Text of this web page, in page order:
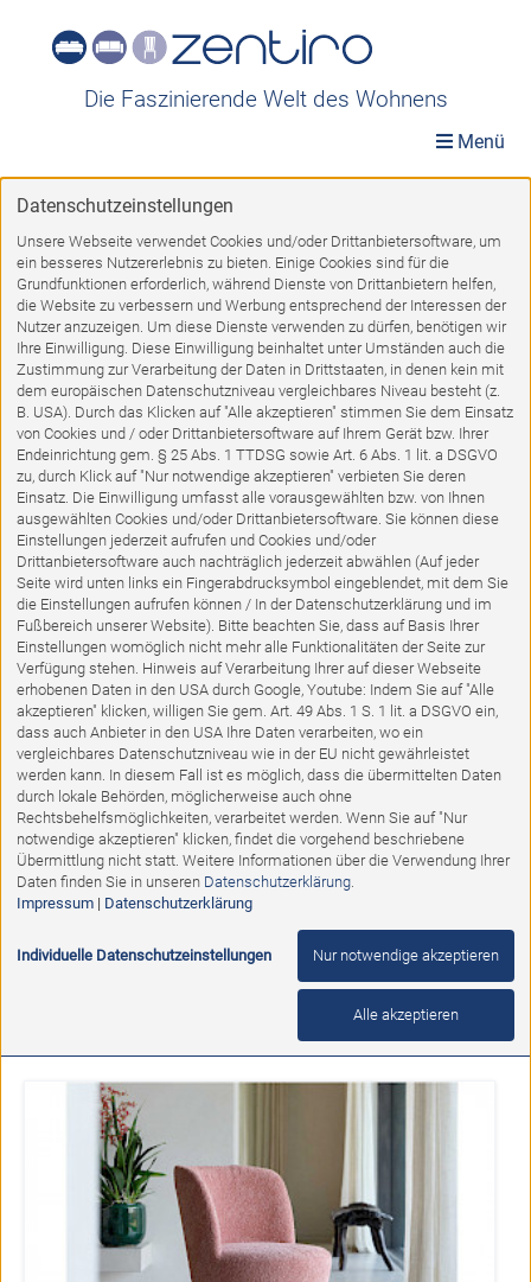
Die Faszinierende Welt des Wohnens
Menü
Polstersessel
1 2 3 4 5 6 7 8 9 10
…
12
VORWÄRTS
Ausstellungsstück
H&H Loveseat + Hocker MURCIAL
Abholpreis:
Datenschutzeinstellungen
Unsere Webseite verwendet Cookies und/oder Drittanbietersoftware, um
ein besseres Nutzererlebnis zu bieten. Einige Cookies sind für die
Grundfunktionen erforderlich, während Dienste von Drittanbietern helfen,
die Website zu verbessern und Werbung entsprechend der Interessen der
Nutzer anzuzeigen. Um diese Dienste verwenden zu dürfen, benötigen wir
Ihre Einwilligung. Diese Einwilligung beinhaltet unter Umständen auch die
Zustimmung zur Verarbeitung der Daten in Drittstaaten, in denen kein mit
dem europäischen Datenschutzniveau vergleichbares Niveau besteht (z.
B. USA). Durch das Klicken auf "Alle akzeptieren" stimmen Sie dem Einsatz
von Cookies und / oder Drittanbietersoftware auf Ihrem Gerät bzw. Ihrer
Endeinrichtung gem. § 25 Abs. 1 TTDSG sowie Art. 6 Abs. 1 lit. a DSGVO
zu, durch Klick auf "Nur notwendige akzeptieren" verbieten Sie deren
Einsatz. Die Einwilligung umfasst alle vorausgewählten bzw. von Ihnen
ausgewählten Cookies und/oder Drittanbietersoftware. Sie können diese
Einstellungen jederzeit aufrufen und Cookies und/oder
Drittanbietersoftware auch nachträglich jederzeit abwählen (Auf jeder
Seite wird unten links ein Fingerabdrucksymbol eingeblendet, mit dem Sie
die Einstellungen aufrufen können / In der Datenschutzerklärung und im
Fußbereich unserer Website). Bitte beachten Sie, dass auf Basis Ihrer
Einstellungen womöglich nicht mehr alle Funktionalitäten der Seite zur
Verfügung stehen. Hinweis auf Verarbeitung Ihrer auf dieser Webseite
erhobenen Daten in den USA durch Google, Youtube: Indem Sie auf "Alle
akzeptieren" klicken, willigen Sie gem. Art. 49 Abs. 1 S. 1 lit. a DSGVO ein,
dass auch Anbieter in den USA Ihre Daten verarbeiten, wo ein
vergleichbares Datenschutzniveau wie in der EU nicht gewährleistet
werden kann. In diesem Fall ist es möglich, dass die übermittelten Daten
durch lokale Behörden, möglicherweise auch ohne
Rechtsbehelfsmöglichkeiten, verarbeitet werden. Wenn Sie auf "Nur
notwendige akzeptieren" klicken, findet die vorgehend beschriebene
Übermittlung nicht statt. Weitere Informationen über die Verwendung Ihrer
Daten finden Sie in unseren Datenschutzerklärung.
Impressum| Datenschutzerklärung
Individuelle Datenschutzeinstellungen Nur notwendige akzeptieren
Alle akzeptieren